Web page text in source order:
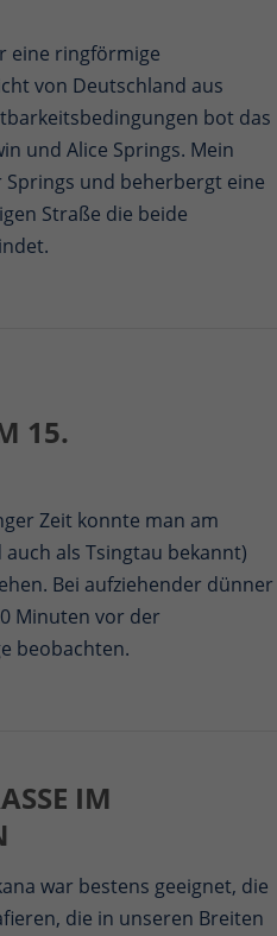
eine ringförmige
von Deutschland aus
bot das
und Alice Springs. Mein
und beherbergt eine
Straße die beide
15.
Zeit konnte man am
als Tsingtau bekannt)
Bei aufziehender dünner
Minuten vor der
beobachten.
IM B
war bestens geeignet, die
die in unseren Breiten